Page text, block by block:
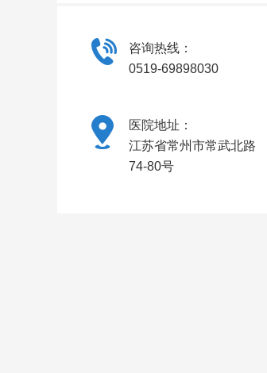
咨询热线：
0519-69898030
医院地址：
江苏省常州市常武北路
74-80号